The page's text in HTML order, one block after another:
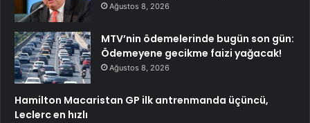
Ağustos 8, 2026
MTV’nin ödemelerinde bugün son gün:
Ödemeyene gecikme faizi yağacak!
Ağustos 8, 2026
Hamilton Macaristan GP ilk antrenmanda üçüncü,
Leclerc en hızlı